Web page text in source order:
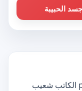
الحبيبة
تحميل كتاب وشم على جسد الحبيبة pdf الكاتب شعيب